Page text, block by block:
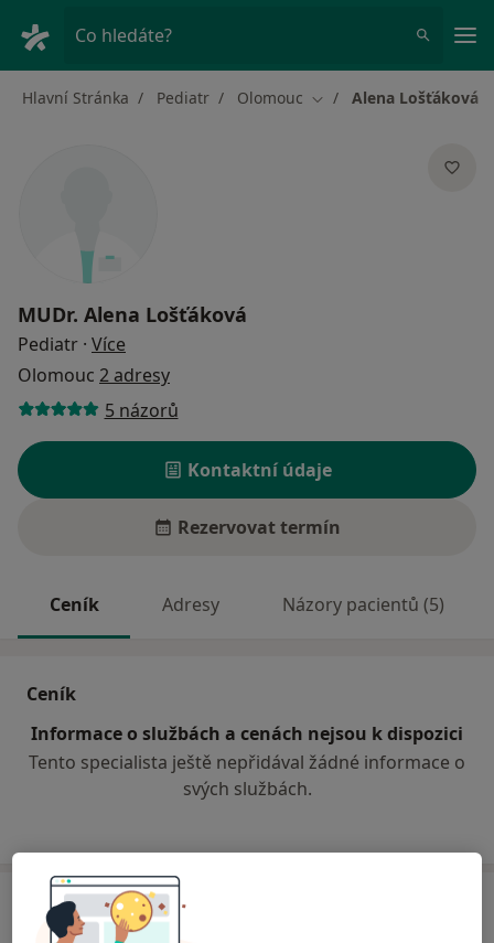
Co hledáte?
Hlavní Stránka Pediatr Olomouc Změna města
Alena Lošťáková
MUDr. Alena Lošťáková
Pediatr · Více
Olomouc 2 adresy
5 názorů
Kontaktní údaje
Rezervovat termín
Ceník Adresy Názory pacientů (5)
Ceník
Informace o službách a cenách nejsou k dispozici
Tento specialista ještě nepřidával žádné informace o
svých službách.
Adresy (2)